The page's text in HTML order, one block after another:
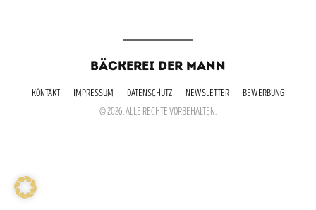
BÄCKEREI DER MANN
KONTAKT IMPRESSUM DATENSCHUTZ NEWSLETTER
BEWERBUNG
© 2026. ALLE RECHTE VORBEHALTEN.